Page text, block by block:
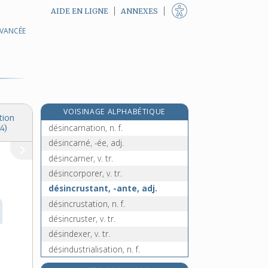
AIDE EN LIGNE ANNEXES
VOISINAGE ALPHABÉTIQUE
désillusionner, v. tr.
désincarnation, n. f.
désincarné, -ée, adj.
désincarner, v. tr.
désincorporer, v. tr.
désincrustant, -ante, adj.
désincrustation, n. f.
désincruster, v. tr.
désindexer, v. tr.
désindustrialisation, n. f.
désindustrialiser, v. tr.